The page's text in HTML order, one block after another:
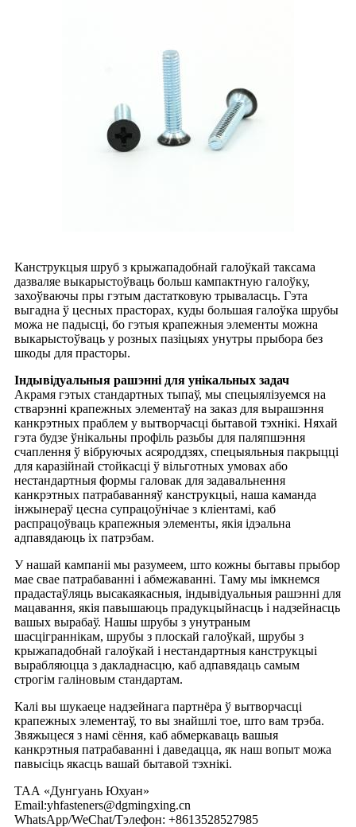
Канструкцыя шруб з крыжападобнай галоўкай таксама
дазваляе выкарыстоўваць больш кампактную галоўку,
захоўваючы пры гэтым дастатковую трываласць. Гэта
выгадна ў цесных прасторах, куды большая галоўка шрубы
можа не падысці, бо гэтыя крапежныя элементы можна
выкарыстоўваць у розных пазіцыях унутры прыбора без
шкоды для прасторы.
Індывідуальныя рашэнні для унікальных задач
Акрамя гэтых стандартных тыпаў, мы спецыялізуемся на
стварэнні крапежных элементаў на заказ для вырашэння
канкрэтных праблем у вытворчасці бытавой тэхнікі. Няхай
гэта будзе ўнікальны профіль разьбы для паляпшэння
счаплення ў вібруючых асяроддзях, спецыяльныя пакрыцці
для каразійнай стойкасці ў вільготных умовах або
нестандартныя формы галовак для задавальнення
канкрэтных патрабаванняў канструкцыі, наша каманда
інжынераў цесна супрацоўнічае з кліентамі, каб
распрацоўваць крапежныя элементы, якія ідэальна
адпавядаюць іх патрэбам.
У нашай кампаніі мы разумеем, што кожны бытавы прыбор
мае свае патрабаванні і абмежаванні. Таму мы імкнемся
прадастаўляць высакаякасныя, індывідуальныя рашэнні для
мацавання, якія павышаюць прадукцыйнасць і надзейнасць
вашых вырабаў. Нашы шрубы з унутраным
шасціграннікам, шрубы з плоскай галоўкай, шрубы з
крыжападобнай галоўкай і нестандартныя канструкцыі
вырабляюцца з дакладнасцю, каб адпавядаць самым
строгім галіновым стандартам.
Калі вы шукаеце надзейнага партнёра ў вытворчасці
крапежных элементаў, то вы знайшлі тое, што вам трэба.
Звяжыцеся з намі сёння, каб абмеркаваць вашыя
канкрэтныя патрабаванні і даведацца, як наш вопыт можа
павысіць якасць вашай бытавой тэхнікі.
ТАА «Дунгуань Юхуан»
Email:yhfasteners@dgmingxing.cn
WhatsApp/WeChat/Тэлефон: +8613528527985